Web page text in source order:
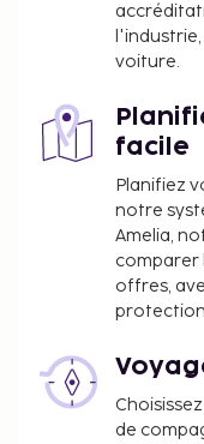
voiture.
facile
Planifiez
notre
Amelia,
comparer
offres,
de